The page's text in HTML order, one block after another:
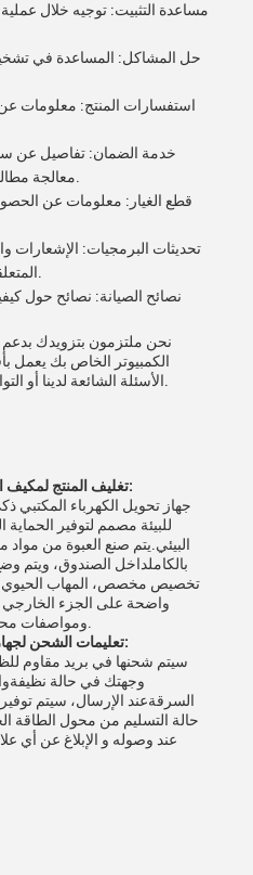
مساعدة التثبيت: توجيه خلال
حل المشاكل: المساعدة في
استفسارات المنتج: معلومات
خدمة الضمان: تفاصيل عن
قطع الغيار: معلومات عن
تحديثات البرمجيات: الإشعارات
نصائح الصيانة: نصائح حول
نحن ملتزمون بتزويدك
الكمبيوتر الخاص بك يعمل
تغليف المنتج لمكيف الطاقة للمنضدة المكتبية الخفيفة:
جهاز تحويل الكهرباء
للبيئة مصمم لتوفير الحماية
البيئي.يتم صنع العبوة من مواد
بالكاملداخل الصندوق، ويتم
تخصيص مخصص، المهاب الحيوي
واضحة على الجزء
تعليمات الشحن لجهاز تحويل الطاقة المكتبي الخفيف:
سيتم شحنها في بريد مقاوم
وجهتك في حالة
السرقةعند الإرسال، سيتم
حالة التسليم من محول الطاقة
عند وصوله و الإبلاغ عن أي